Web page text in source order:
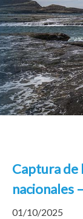
Captura de
nacionales
01/10/2025